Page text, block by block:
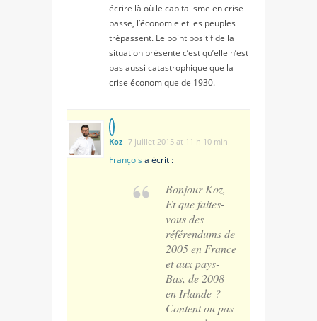
écrire là où le capitalisme en crise
passe, l’économie et les peuples
trépassent. Le point positif de la
situation présente c’est qu’elle n’est
pas aussi catastrophique que la
crise économique de 1930.
Koz 7 juillet 2015 at 11 h 10 min
François a écrit :
Bonjour Koz,
Et que faites-
vous des
référendums de
2005 en France
et aux pays-
Bas, de 2008
en Irlande ?
Content ou pas